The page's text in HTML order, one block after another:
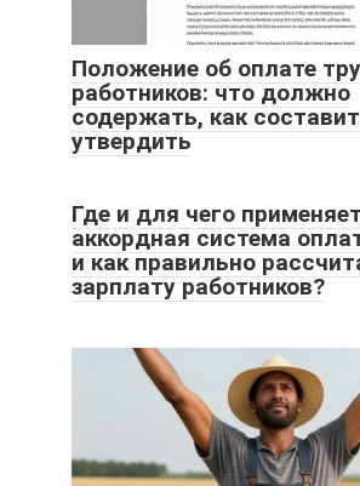
Положение об оплате
работников: что должно
содержать, как
утвердить
Где и для чего
аккордная система
и как правильно
зарплату работников?